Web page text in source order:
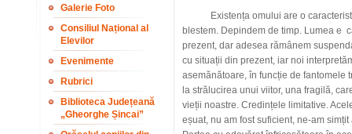
Galerie Foto
Consiliul Național al
Elevilor
Evenimente
Rubrici
Biblioteca Județeană
„Gheorghe Șincai”
Existența omului are o
blestem. Depindem de timp. Lumea e
prezent, dar adesea rămânem
cu situații din prezent, iar noi
asemănătoare, în funcție de fantomele
la strălucirea unui viitor, una fragilă,
vieții noastre. Credințele limitative.
eșuat, nu am fost suficient, ne-am